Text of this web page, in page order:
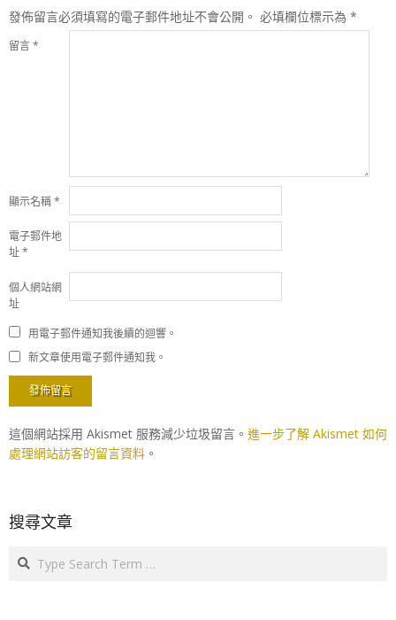
發佈留言必須填寫的電子郵件地址不會公開。 必填欄位標示為 *
留言*
顯示名稱*
電子郵件地
址*
個人網站網
址
用電子郵件通知我後續的迴響。
新文章使用電子郵件通知我。
這個網站採用 Akismet 服務減少垃圾留言。 進一步了解 Akismet 如何
處理網站訪客的留言資料 。
搜尋文章
Search